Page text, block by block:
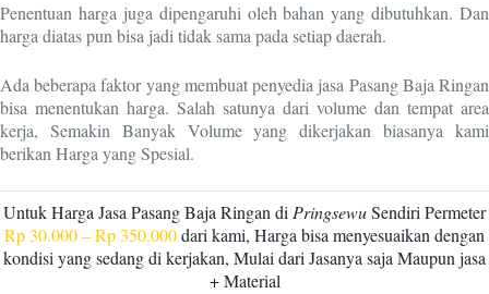
Penentuan harga juga dipengaruhi oleh bahan yang dibutuhkan. Dan
harga diatas pun bisa jadi tidak sama pada setiap daerah.
Ada beberapa faktor yang membuat penyedia jasa Pasang Baja Ringan
bisa menentukan harga. Salah satunya dari volume dan tempat area
kerja, Semakin Banyak Volume yang dikerjakan biasanya kami
berikan Harga yang Spesial.
Untuk Harga Jasa Pasang Baja Ringan diPringsewuSendiri Permeter
Rp 30.000 – Rp 350.000dari kami, Harga bisa menyesuaikan dengan
kondisi yang sedang di kerjakan, Mulai dari Jasanya saja Maupun jasa
+ Material